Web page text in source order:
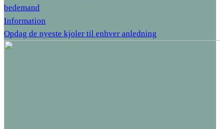
bedemand
Information
Opdag de nyeste kjoler til enhver anledning